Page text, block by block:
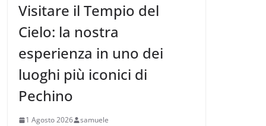
Visitare il Tempio del
Cielo: la nostra
esperienza in uno dei
luoghi più iconici di
Pechino
1 Agosto 2026 samuele